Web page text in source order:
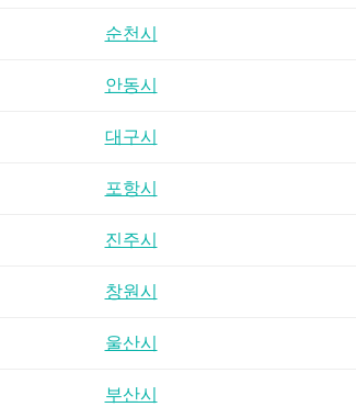
순천시
안동시
대구시
포항시
진주시
창원시
울산시
부산시